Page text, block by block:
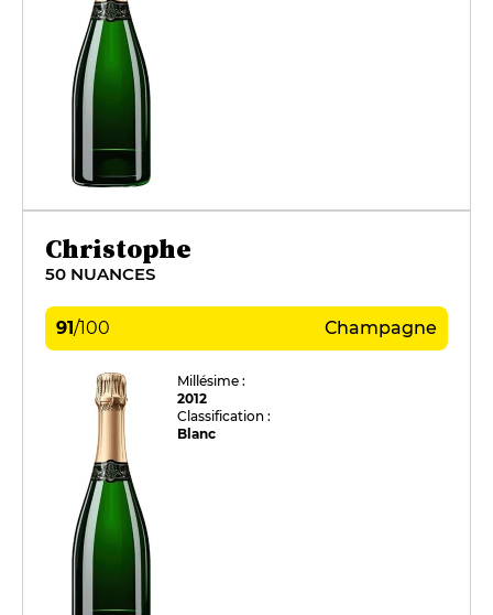
Christophe
50 NUANCES
91/100 Champagne
Millésime :
2012
Classification :
Blanc